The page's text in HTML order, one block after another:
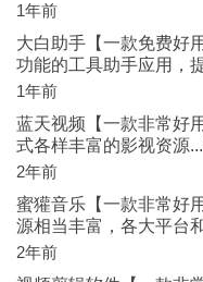
1年前
大白助手【一款免费好
功能的工具助手应用，
1年前
蓝天视频【一款非常好
式各样丰富的影视资源
2年前
蜜獾音乐【一款非常好
源相当丰富，各大平台
2年前